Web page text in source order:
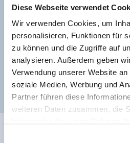
Diese Webseite verwendet
Wir verwenden Cookies, um
personalisieren, Funktionen für
zu können und die Zugriffe auf
analysieren. Außerdem geben
Verwendung unserer Website
soziale Medien, Werbung und
Partner führen diese
weiteren Daten zusammen, die
150
Pisten